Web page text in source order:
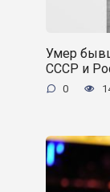
Умер
СССР и
0